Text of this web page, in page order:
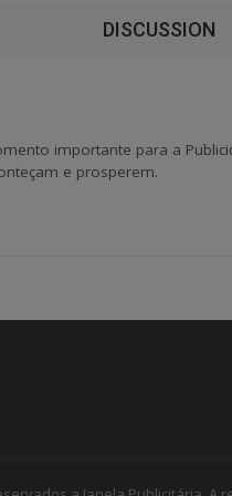
DISCUSSION
importante para a
e prosperem.